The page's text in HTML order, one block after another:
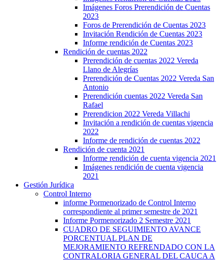
Imágenes Foros Prerendición de Cuentas
2023
Foros de Prerendición de Cuentas 2023
Invitación Rendición de Cuentas 2023
Informe rendición de Cuentas 2023
Rendición de cuentas 2022
Prerendición de cuentas 2022 Vereda
Llano de Alegrías
Prerendición de Cuentas 2022 Vereda San
Antonio
Prerendición cuentas 2022 Vereda San
Rafael
Prerendicion 2022 Vereda Villachi
Invitación a rendición de cuentas vigencia
2022
Informe de rendición de cuentas 2022
Rendición de cuenta 2021
Informe rendición de cuenta vigencia 2021
Imágenes rendición de cuenta vigencia
2021
Gestión Jurídica
Control Interno
informe Pormenorizado de Control Interno
correspondiente al primer semestre de 2021
Informe Pormenorizado 2 Semestre 2021
CUADRO DE SEGUIMIENTO AVANCE
PORCENTUAL PLAN DE
MEJORAMIENTO REFRENDADO CON LA
CONTRALORIA GENERAL DEL CAUCA A